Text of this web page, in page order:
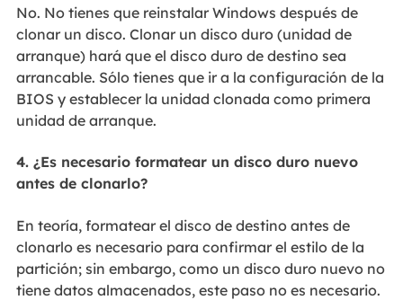
No. No tienes que reinstalar Windows después de
clonar un disco. Clonar un disco duro (unidad de
arranque) hará que el disco duro de destino sea
arrancable. Sólo tienes que ir a la configuración de la
BIOS y establecer la unidad clonada como primera
unidad de arranque.
4. ¿Es necesario formatear un disco duro nuevo
antes de clonarlo?
En teoría, formatear el disco de destino antes de
clonarlo es necesario para confirmar el estilo de la
partición; sin embargo, como un disco duro nuevo no
tiene datos almacenados, este paso no es necesario.